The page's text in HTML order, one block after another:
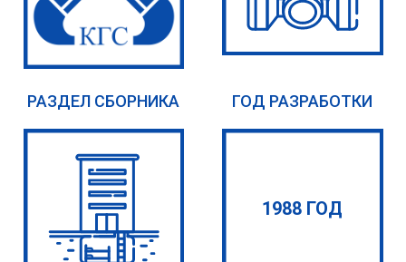
РАЗДЕЛ СБОРНИКА ГОД РАЗРАБОТКИ
1988 ГОД